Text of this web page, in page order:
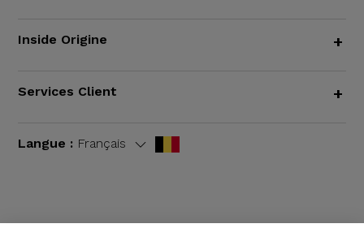
Inside Origine +
Services Client +
Langue : Français